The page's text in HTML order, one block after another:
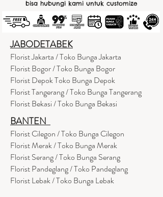
bisa hubungi kami untuk customize
JABODETABEK
Florist Jakarta / Toko Bunga Jakarta
Florist Bogor / Toko Bunga Bogor
Florist Depok Toko Bunga Depok
Florist Tangerang / Toko Bunga Tangerang
Florist Bekasi / Toko Bunga Bekasi
BANTEN
Florist Cilegon / Toko Bunga Cilegon
Florist Merak / Toko Bunga Merak
Florist Serang / Toko Bunga Serang
Florist Pandeglang / Toko Pandeglang
Florist Lebak / Toko Bunga Lebak